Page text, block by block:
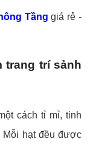
Tầng giá rẻ -
trang trí sảnh
cách tỉ mỉ, tinh
Mỗi hạt đều được